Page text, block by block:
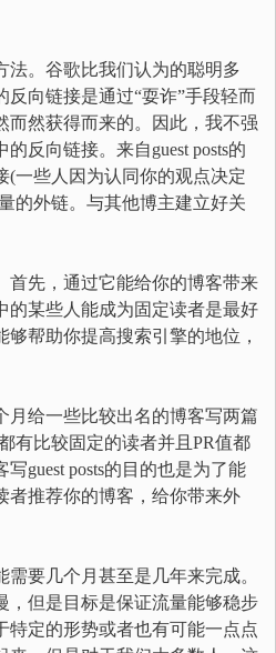
法。谷歌比我们认为的聪明多
反向链接是通过“耍诈”手段轻而
而然获得而来的。因此，我不强
反向链接。来自guest posts的
(一些人因为认同你的观点决定
的外链。与其他博主建立好关
首先，通过它能给你的博客带来
的某些人能成为固定读者是最好
帮助你提高搜索引擎的地位，
月给一些比较出名的博客写两篇
有比较固定的读者并且PR值都
guest posts的目的也是为了能
者推荐你的博客，给你带来外
要几个月甚至是几年来完成。
，但是目标是保证流量能够稳步
特定的形势或者也有可能一点点